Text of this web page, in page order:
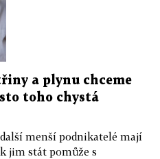
a plynu chceme
toho chystá
menší podnikatelé mají
jim stát pomůže s